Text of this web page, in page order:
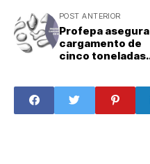
POST ANTERIOR
Profepa asegura
cargamento de
cinco toneladas